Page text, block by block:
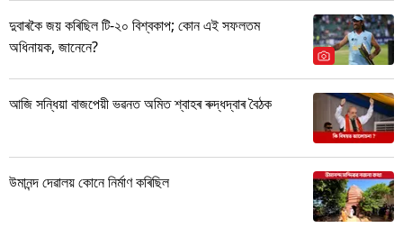
দুবাৰকৈ জয় কৰিছিল টি-২০ বিশ্বকাপ; কোন এই সফলতম
অধিনায়ক, জানেনে?
আজি সন্ধিয়া বাজপেয়ী ভৱনত অমিত শ্বাহৰ ৰুদ্ধদ্বাৰ বৈঠক
উমানন্দ দেৱালয় কোনে নিৰ্মাণ কৰিছিল